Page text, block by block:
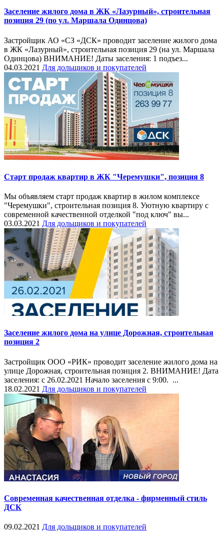
Заселение​ жилого дома в ЖК «Лазурный», строит­ельная
позиция 29 (по ул. Маршала Одинцова)
Застройщик​​​ АО «СЗ «ДСК»​​​​ проводит заселение​ жилого дома
в ЖК «Лазурный», строительная позиция 29 (на ул. Маршала
Одинцова) ВНИМАНИЕ! Даты​ заселения:​ 1 подъез...
04.03.2021 Для дольщиков и покупателей
Старт продаж квартир в ЖК "Черемушки", позиция 8
Мы объявляем старт продаж квартир в жилом комплексе
"Черемушки", строительная позиция 8. Уютную квартиру с
современной качественной отделкой "под ключ" вы...
03.03.2021 Для дольщиков и покупателей
Заселение жилого дома на улице Дорожная, строительная
позиция 2
Застройщик ООО «РИК» проводит заселение​ жилого дома на
улице Дорожная, строительная позиция 2. ВНИМАНИЕ! Дата​
заселения:​ с 26.02.2021 Начало заселения с 9:00.​​ ...
18.02.2021 Для дольщиков и покупателей
Современная качественная отделка - фирменный стиль
ДСК
09.02.2021 Для дольщиков и покупателей